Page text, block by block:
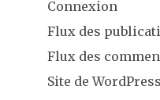
Connexion
Flux des
Flux des
Site de